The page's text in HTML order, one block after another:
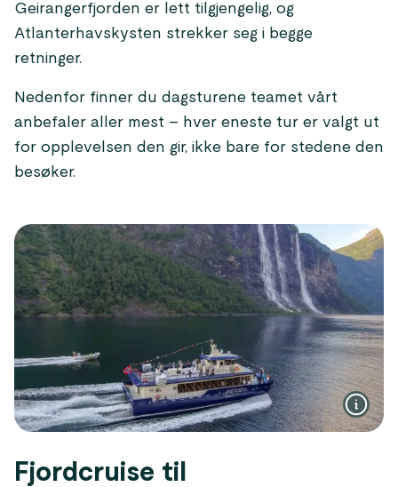
Geirangerfjorden er lett tilgjengelig, og
Atlanterhavskysten strekker seg i begge
retninger.
Nedenfor finner du dagsturene teamet vårt
anbefaler aller mest – hver eneste tur er valgt ut
for opplevelsen den gir, ikke bare for stedene den
besøker.
Fjordcruise til